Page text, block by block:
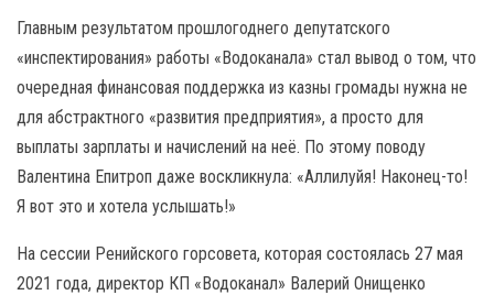
Главным результатом прошлогоднего депутатского
«инспектирования» работы «Водоканала» стал вывод о том, что
очередная финансовая поддержка из казны громады нужна не
для абстрактного «развития предприятия», а просто для
выплаты зарплаты и начислений на неё. По этому поводу
Валентина Епитроп даже воскликнула: «Аллилуйя! Наконец-то!
Я вот это и хотела услышать!»
На сессии Ренийского горсовета, которая состоялась 27 мая
2021 года, директор КП «Водоканал» Валерий Онищенко